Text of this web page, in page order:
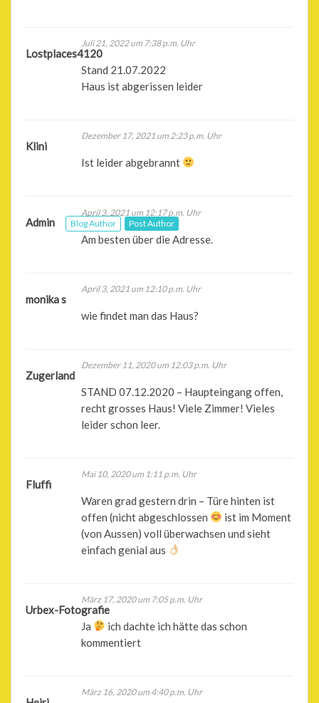
Lostplaces4120
Juli 21, 2022 um 7:38 p.m. Uhr
Stand 21.07.2022
Haus ist abgerissen leider
Klini
Dezember 17, 2021 um 2:23 p.m. Uhr
Ist leider abgebrannt
Blog Author Post Author
Admin
April 3, 2021 um 12:17 p.m. Uhr
Am besten über die Adresse.
monika s
April 3, 2021 um 12:10 p.m. Uhr
wie findet man das Haus?
Zugerland
Dezember 11, 2020 um 12:03 p.m. Uhr
STAND 07.12.2020 – Haupteingang offen,
recht grosses Haus! Viele Zimmer! Vieles
leider schon leer.
Fluffi
Mai 10, 2020 um 1:11 p.m. Uhr
Waren grad gestern drin – Türe hinten ist
offen (nicht abgeschlossen
ist im Moment
(von Aussen) voll überwachsen und sieht
einfach genial aus
Urbex-Fotografie
März 17, 2020 um 7:05 p.m. Uhr
Ja
ich dachte ich hätte das schon
kommentiert
März 16, 2020 um 4:40 p.m. Uhr